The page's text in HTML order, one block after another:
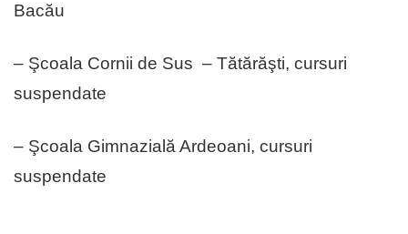
Bacău
– Şcoala Cornii de Sus – Tătărăşti, cursuri
suspendate
– Şcoala Gimnazială Ardeoani, cursuri
suspendate